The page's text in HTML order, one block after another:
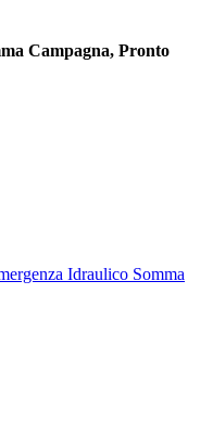
Campagna, Pronto
Idraulico Somma